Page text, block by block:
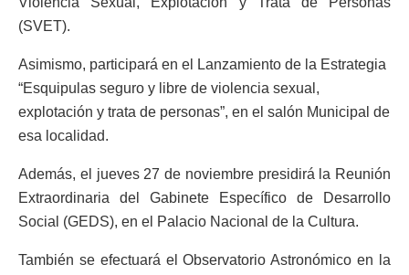
(SVET).
Asimismo, participará en el Lanzamiento de la Estrategia
“Esquipulas seguro y libre de violencia sexual,
explotación y trata de personas”, en el salón Municipal de
esa localidad.
Además, el jueves 27 de noviembre presidirá la Reunión
Extraordinaria del Gabinete Específico de Desarrollo
Social (GEDS), en el Palacio Nacional de la Cultura.
También se efectuará el Observatorio Astronómico en la